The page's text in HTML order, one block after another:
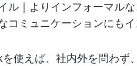
ル｜よりインフォーマル
コミュニケーションにも
使えば、社内外を問わず